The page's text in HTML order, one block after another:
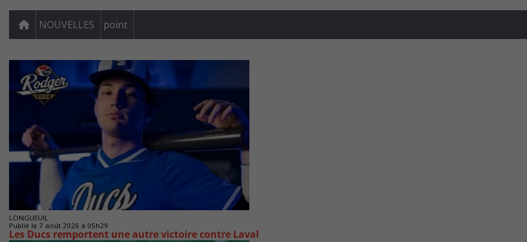
NOUVELLES point
LONGUEUIL
Publié le 7 août 2026 à 05h29
Les Ducs remportent une autre victoire contre Laval